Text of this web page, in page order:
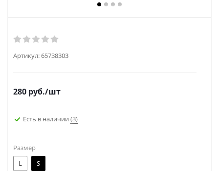
Артикул:65738303
280 руб./шт
Есть в наличии (3)
Размер
L
S